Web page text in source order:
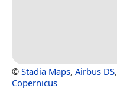
© Stadia Maps, Airbus DS,
Copernicus